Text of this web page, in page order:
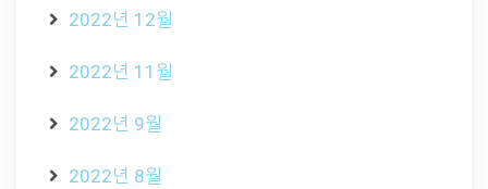
2022년 12월
2022년 11월
2022년 9월
2022년 8월